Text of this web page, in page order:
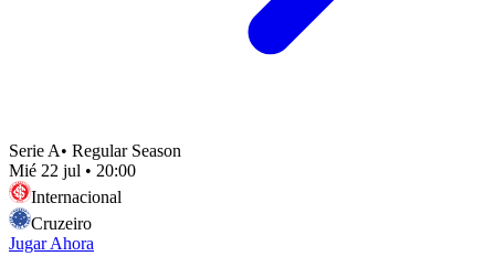
Serie A• Regular Season
Mié 22 jul • 20:00
Internacional
Cruzeiro
Jugar Ahora